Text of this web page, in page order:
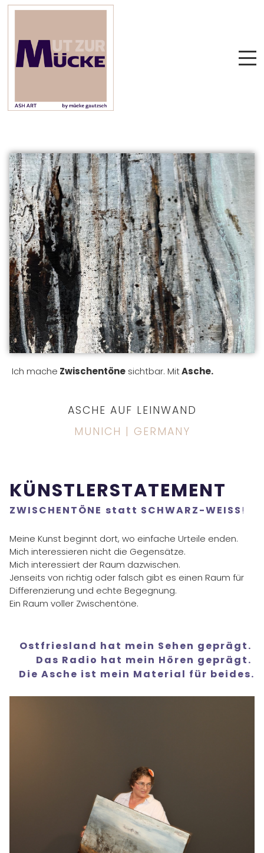
ASCHE AUF LEINWAND
MUNICH | GERMANY
Ich mache Zwischentöne sichtbar. MitAsche.
KÜNSTLERSTATEMENT
ZWISCHENTÖNE statt SCHWARZ-WEISS!
Meine Kunst beginnt dort, wo einfache Urteile enden.
Mich interessieren nicht die Gegensätze.
Mich interessiert der Raum dazwischen.
Jenseits von richtig oder falsch gibt es einen Raum für
Differenzierung und echte Begegnung.
Ein Raum voller Zwischentöne.
Ostfriesland hat mein Sehen geprägt.
Das Radio hat mein Hören geprägt.
Die Asche ist mein Material für beides.